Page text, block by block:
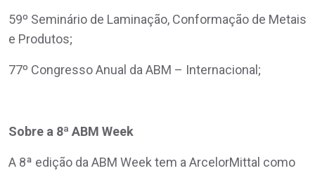
59º Seminário de Laminação, Conformação de Metais
e Produtos;
77º Congresso Anual da ABM – Internacional;
Sobre a 8ª ABM Week
A 8ª edição da ABM Week tem a ArcelorMittal como